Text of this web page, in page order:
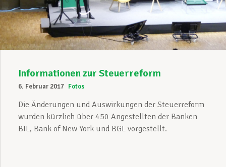
Informationen zur Steuerreform
6. Februar 2017 Fotos
Die Änderungen und Auswirkungen der Steuerreform
wurden kürzlich über 450 Angestellten der Banken
BIL, Bank of New York und BGL vorgestellt.